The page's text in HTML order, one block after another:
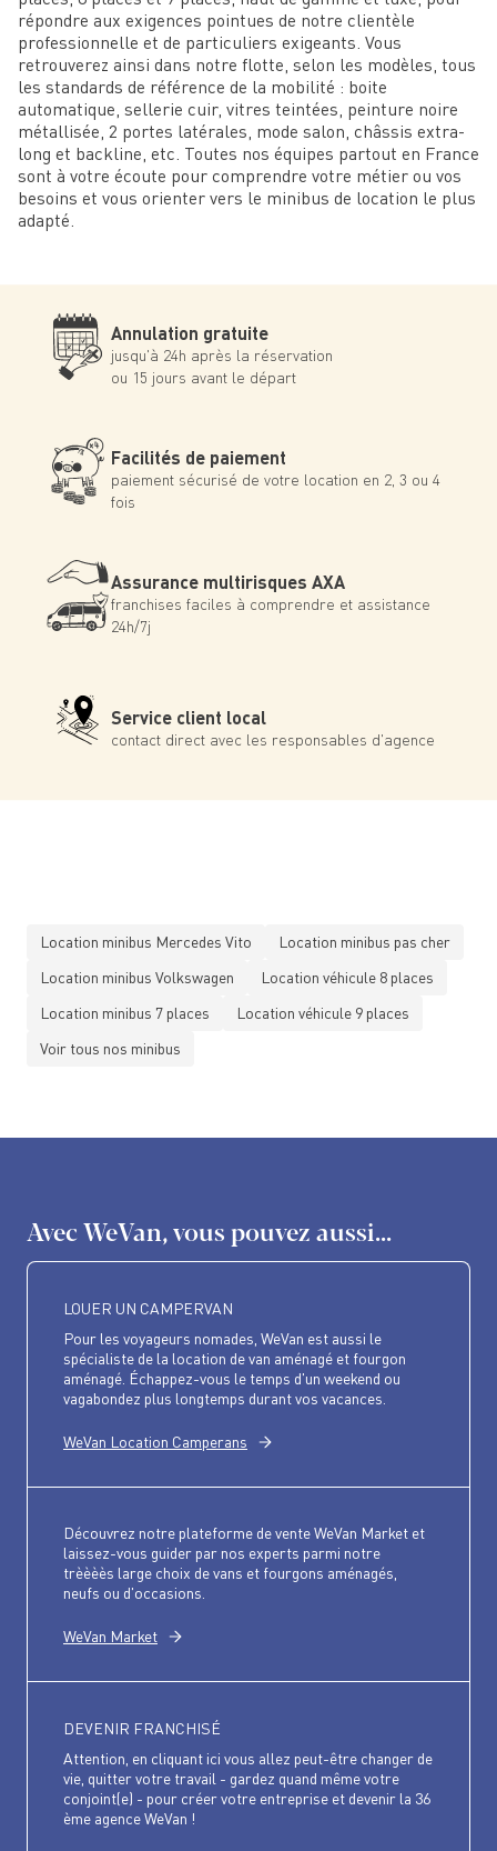
répondre aux exigences pointues de notre clientèle
professionnelle et de particuliers exigeants. Vous
retrouverez ainsi dans notre flotte, selon les modèles, tous
les standards de référence de la mobilité : boite
automatique, sellerie cuir, vitres teintées, peinture noire
métallisée, 2 portes latérales, mode salon, châssis extra-
long et backline, etc. Toutes nos équipes partout en France
sont à votre écoute pour comprendre votre métier ou vos
besoins et vous orienter vers le minibus de location le plus
adapté.
Annulation gratuite
jusqu'à 24h après la réservation
ou 15 jours avant le départ
Facilités de paiement
paiement sécurisé de votre location en 2, 3 ou 4
fois
Assurance multirisques AXA
franchises faciles à comprendre et assistance
24h/7j
Service client local
contact direct avec les responsables d'agence
Location minibus Mercedes Vito
Location minibus pas cher
Location minibus Volkswagen
Location véhicule 8 places
Location minibus 7 places
Location véhicule 9 places
Voir tous nos minibus
Avec WeVan, vous pouvez aussi...
LOUER UN CAMPERVAN
Pour les voyageurs nomades, WeVan est aussi le
spécialiste de la location de van aménagé et fourgon
aménagé. Échappez-vous le temps d'un weekend ou
vagabondez plus longtemps durant vos vacances.
WeVan Location Camperans
Découvrez notre plateforme de vente WeVan Market et
laissez-vous guider par nos experts parmi notre
trèèèès large choix de vans et fourgons aménagés,
neufs ou d'occasions.
WeVan Market
DEVENIR FRANCHISÉ
Attention, en cliquant ici vous allez peut-être changer de
vie, quitter votre travail - gardez quand même votre
conjoint(e) - pour créer votre entreprise et devenir la 36
ème agence WeVan !